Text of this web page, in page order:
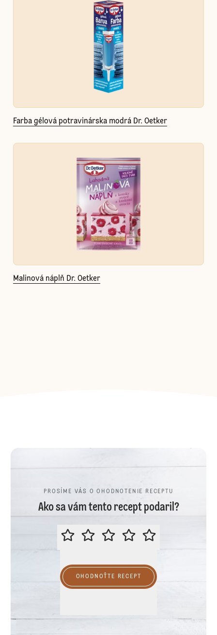
Farba gélová potravinárska modrá Dr. Oetker
Malinová náplň Dr. Oetker
PROSÍME VÁS O OHODNOTENIE RECEPTU
Ako sa vám tento recept podaril?
PROSÍME VÁS O OHODNOTENIE
OHODNOŤTE RECEPT